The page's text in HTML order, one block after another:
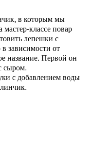
в которым мы
классе повар
лепешки с
зависимости от
название. Первой он
сыром.
с добавлением воды